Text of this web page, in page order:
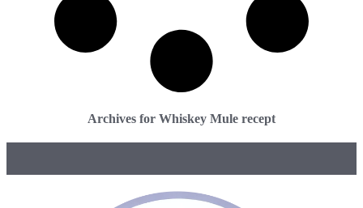
Archives for Whiskey Mule recept